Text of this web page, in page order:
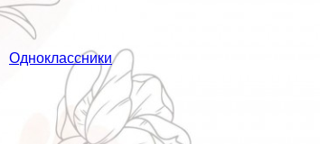
Одноклассники